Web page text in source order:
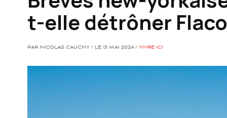
t-elle détrôner
PAR NICOLAS CAUCHY / LE 13 MAI 2024 / VIVRE ICI